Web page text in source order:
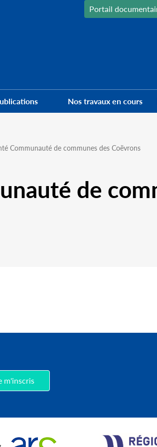
Portail
Nos travaux en cours
Communauté de communes des Coëvrons
de
m'inscris